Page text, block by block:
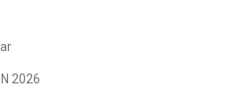
2026